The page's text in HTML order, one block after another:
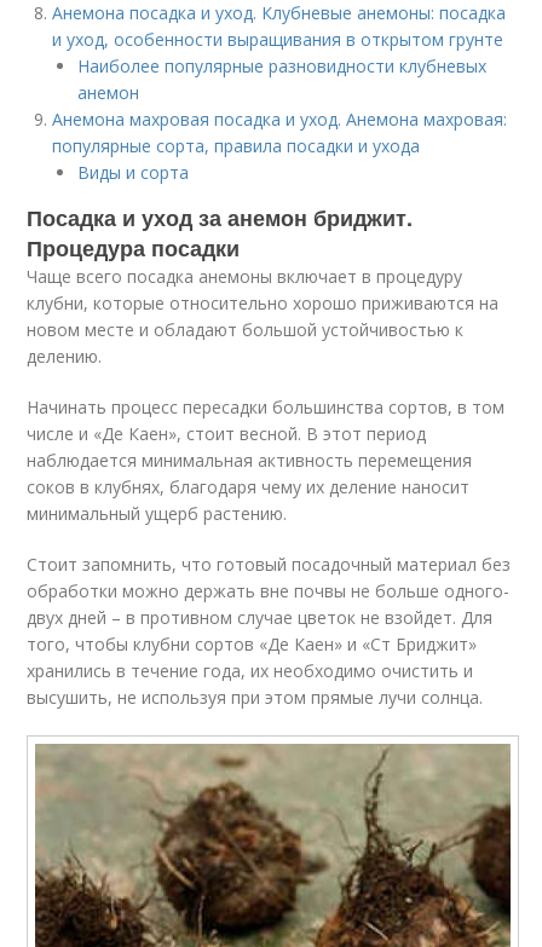
Анемона посадка и уход. Клубневые анемоны: посадка
и уход, особенности выращивания в открытом грунте
Наиболее популярные разновидности клубневых
анемон
Анемона махровая посадка и уход. Анемона махровая:
популярные сорта, правила посадки и ухода
Виды и сорта
Посадка и уход за анемон бриджит.
Процедура посадки
Чаще всего посадка анемоны включает в процедуру
клубни, которые относительно хорошо приживаются на
новом месте и обладают большой устойчивостью к
делению.
Начинать процесс пересадки большинства сортов, в том
числе и «Де Каен», стоит весной. В этот период
наблюдается минимальная активность перемещения
соков в клубнях, благодаря чему их деление наносит
минимальный ущерб растению.
Стоит запомнить, что готовый посадочный материал без
обработки можно держать вне почвы не больше одного-
двух дней – в противном случае цветок не взойдет. Для
того, чтобы клубни сортов «Де Каен» и «Ст Бриджит»
хранились в течение года, их необходимо очистить и
высушить, не используя при этом прямые лучи солнца.